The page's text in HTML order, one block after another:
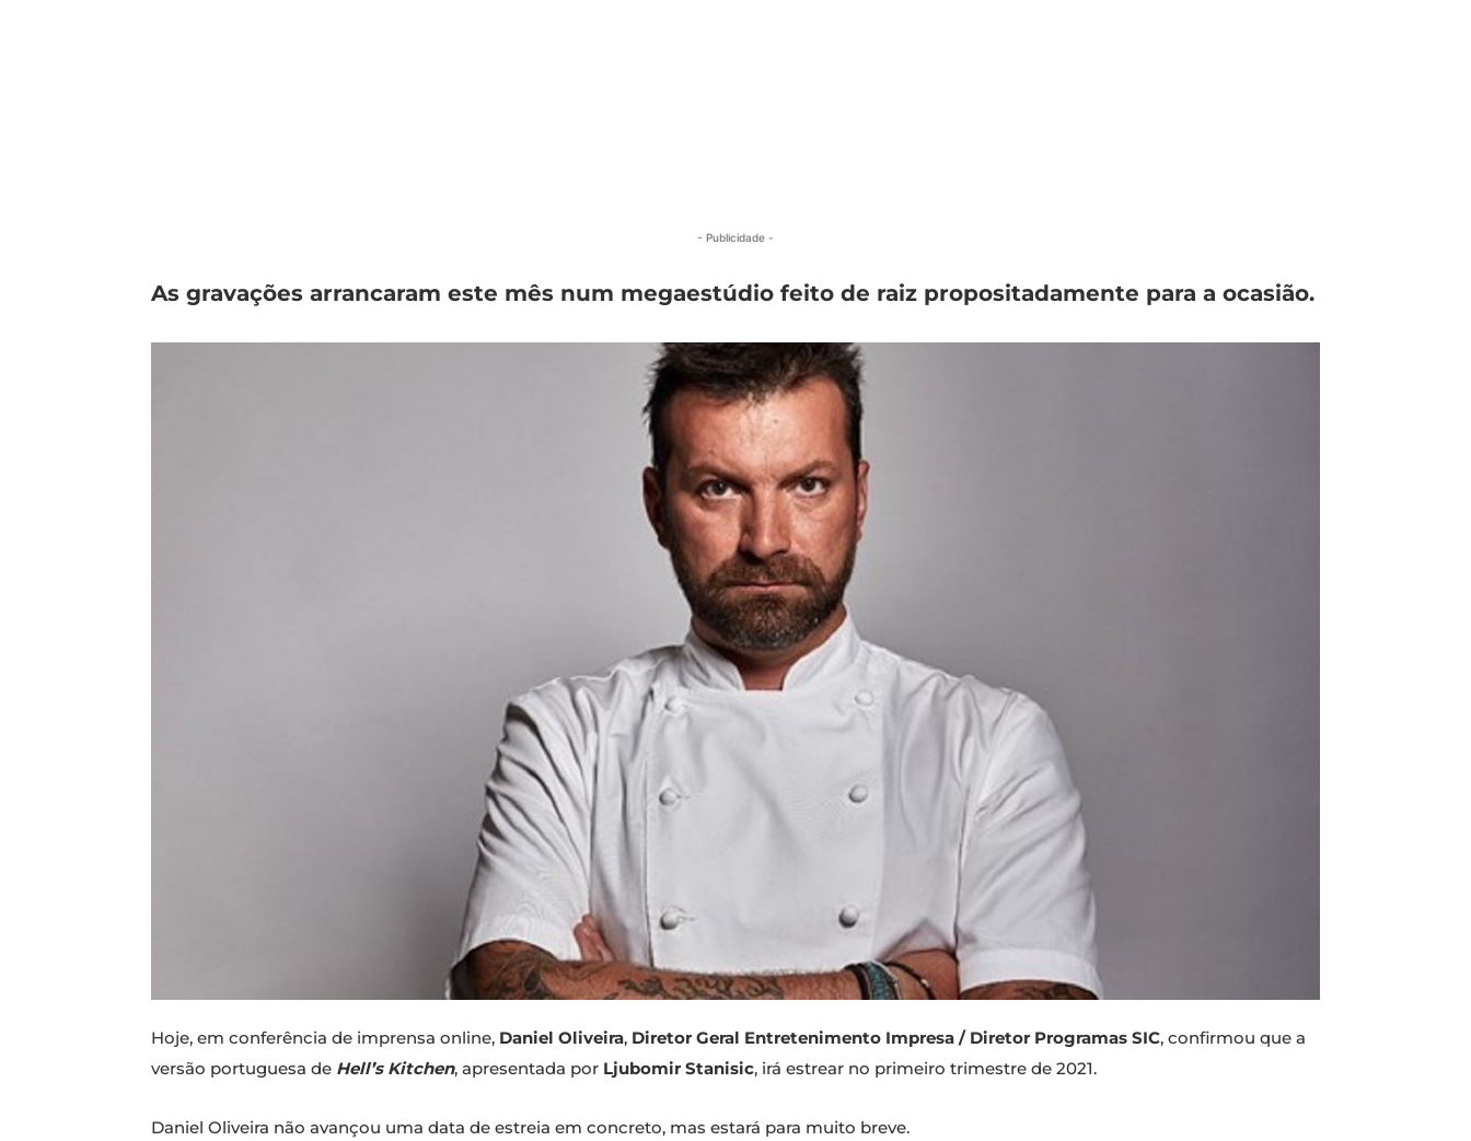
- Publicidade -
As gravações arrancaram este mês num megaestúdio feito de raiz propositadamente para a ocasião.
Hoje, em conferência de imprensa online, Daniel Oliveira, Diretor Geral Entretenimento Impresa / Diretor Programas SIC, confirmou que a
versão portuguesa de Hell’s Kitchen, apresentada por Ljubomir Stanisic, irá estrear no primeiro trimestre de 2021.
Daniel Oliveira não avançou uma data de estreia em concreto, mas estará para muito breve.